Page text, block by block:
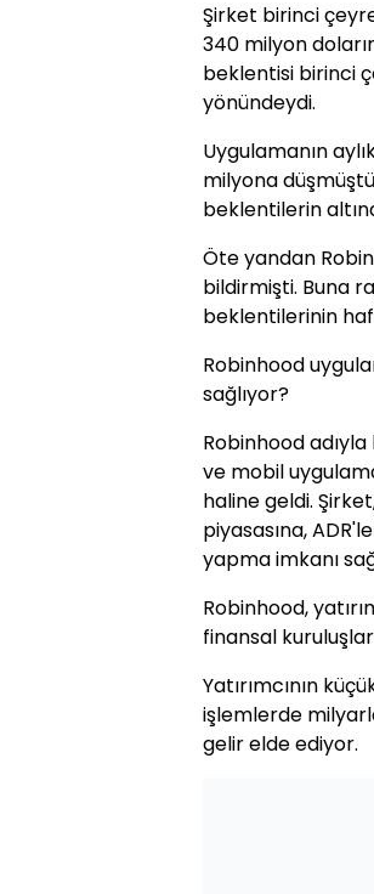
Şirket birinci
340 milyon
beklentisi birinci
yönündeydi.
Uygulamanın
milyona
beklentilerin
Öte yandan
bildirmişti. Buna
beklentilerinin
Robinhood
sağlıyor?
Robinhood
ve mobil
haline geldi.
piyasasına,
yapma imkanı
Robinhood,
finansal
Yatırımcının
işlemlerde
gelir elde ediyor.